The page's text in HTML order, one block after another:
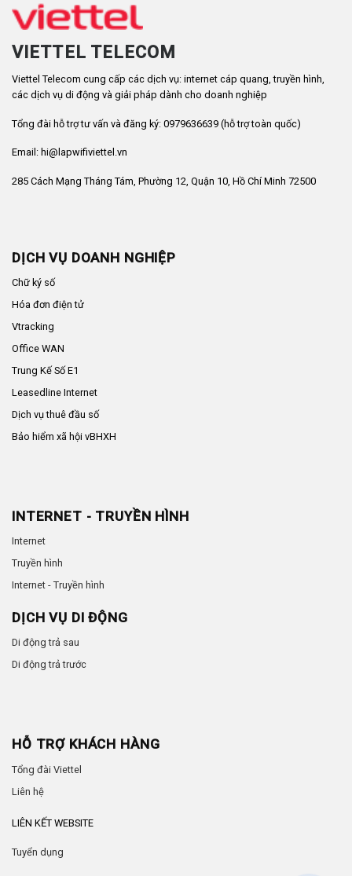
VIETTEL TELECOM
Viettel Telecom cung cấp các dịch vụ: internet cáp quang, truyền hình,
các dịch vụ di động và giải pháp dành cho doanh nghiệp
Tổng đài hỗ trợ tư vấn và đăng ký: 0979636639 (hỗ trợ toàn quốc)
Email: hi@lapwifiviettel.vn
285 Cách Mạng Tháng Tám, Phường 12, Quận 10, Hồ Chí Minh 72500
DỊCH VỤ DOANH NGHIỆP
Chữ ký số
Hóa đơn điện tử
Vtracking
Office WAN
Trung Kế Số E1
Leasedline Internet
Dịch vụ thuê đầu số
Bảo hiểm xã hội vBHXH
INTERNET - TRUYỀN HÌNH
Internet
Truyền hình
Internet - Truyền hình
DỊCH VỤ DI ĐỘNG
Di động trả sau
Di động trả trước
HỖ TRỢ KHÁCH HÀNG
Tổng đài Viettel
Liên hệ
LIÊN KẾT WEBSITE
Tuyển dụng